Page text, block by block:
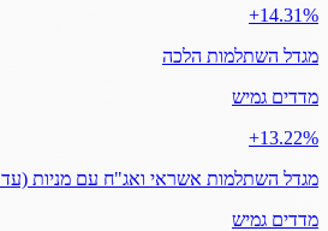
‎+14.31%
מגדל השתלמות הלכה
מדדים גמיש
‎+13.22%
מגדל השתלמות אשראי ואג"ח עם מניות (עד 25% מניות)
מדדים גמיש